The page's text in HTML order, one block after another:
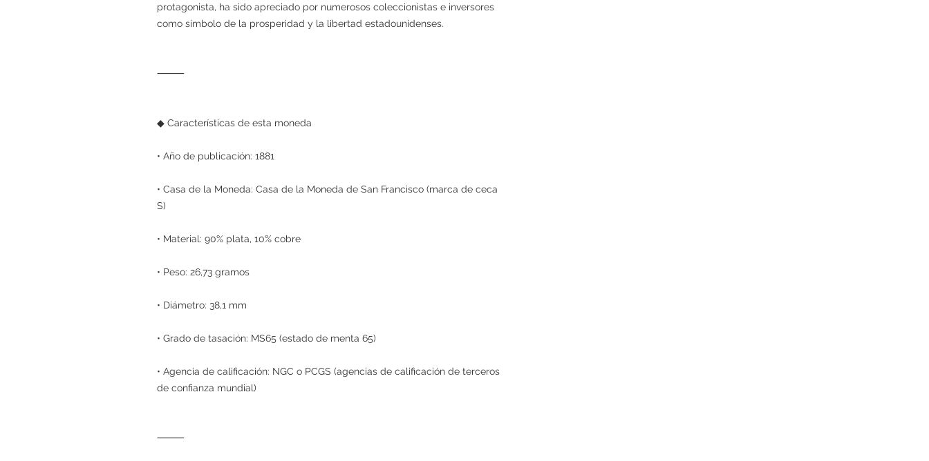
protagonista, ha sido apreciado por numerosos coleccionistas e inversores
como símbolo de la prosperidad y la libertad estadounidenses.
⸻
◆ Características de esta moneda
• Año de publicación: 1881
• Casa de la Moneda: Casa de la Moneda de San Francisco (marca de ceca
S)
• Material: 90% plata, 10% cobre
• Peso: 26,73 gramos
• Diámetro: 38,1 mm
• Grado de tasación: MS65 (estado de menta 65)
• Agencia de calificación: NGC o PCGS (agencias de calificación de terceros
de confianza mundial)
⸻